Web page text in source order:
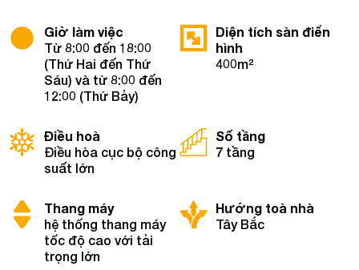
Giờ làm việc
Từ 8:00 đến 18:00
(Thứ Hai đến Thứ
Sáu) và từ 8:00 đến
12:00 (Thứ Bảy)
Diện tích sàn điển
hình
400m²
Điều hoà
Điều hòa cục bộ công
suất lớn
Số tầng
7 tầng
Thang máy
hệ thống thang máy
tốc độ cao với tải
trọng lớn
Hướng toà nhà
Tây Bắc